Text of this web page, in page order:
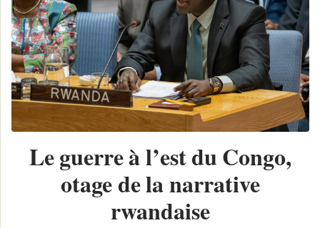
Le guerre à l’est du Congo,
otage de la narrative
rwandaise